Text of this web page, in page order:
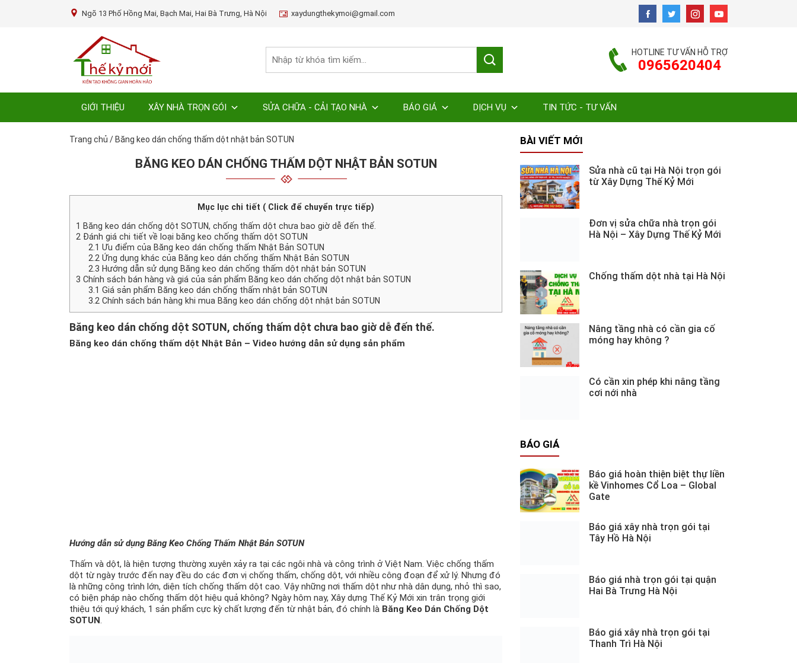
Ngõ 13 Phố Hồng Mai, Bạch Mai, Hai Bà Trưng, Hà Nội xaydungthekymoi@gmail.com
HOTLINE TƯ VẤN HỖ TRỢ
0965620404
GIỚI THIỆU XÂY NHÀ TRỌN GÓI SỬA CHỮA - CẢI TẠO NHÀ BÁO GIÁ DỊCH VỤ TIN TỨC - TƯ VẤN
Trang chủ / Băng keo dán chống thấm dột nhật bản SOTUN
BĂNG KEO DÁN CHỐNG THẤM DỘT NHẬT BẢN SOTUN
Mục lục chi tiết ( Click để chuyển trực tiếp)
1 Băng keo dán chống dột SOTUN, chống thấm dột chưa bao giờ dễ đến thế.
2 Đánh giá chi tiết về loại băng keo chống thấm dột SOTUN
2.1 Ưu điểm của Băng keo dán chống thấm Nhật Bản SOTUN
2.2 Ứng dụng khác của Băng keo dán chống thấm Nhật Bản SOTUN
2.3 Hướng dẫn sử dụng Băng keo dán chống thấm dột nhật bản SOTUN
3 Chính sách bán hàng và giá của sản phẩm Băng keo dán chống dột nhật bản SOTUN
3.1 Giá sản phẩm Băng keo dán chống thấm nhật bản SOTUN
3.2 Chính sách bán hàng khi mua Băng keo dán chống dột nhật bản SOTUN
Băng keo dán chống dột SOTUN, chống thấm dột chưa bao giờ dễ đến thế.
Băng keo dán chống thấm dột Nhật Bản – Video hướng dẫn sử dụng sản phẩm
Hướng dẫn sử dụng Băng Keo Chống Thấm Nhật Bản SOTUN
Thấm và dột, là hiện tượng thường xuyên xảy ra tại các ngôi nhà và công trình ở Việt Nam. Việc chống thấm
dột từ ngày trước đến nay đều do các đơn vị chống thấm, chống dột, với nhiều công đoạn để xử lý. Nhưng đó
là những công trình lớn, diện tích chống thấm dột cao. Vậy những nơi thấm dột như nhà dân dụng, nhỏ thì sao,
có biện pháp nào chống thấm dột hiệu quả không? Ngày hôm nay, Xây dựng Thế Kỷ Mới xin trân trọng giới
thiệu tới quý khách, 1 sản phẩm cực kỳ chất lượng đến từ nhật bản, đó chính là Băng Keo Dán Chống Dột
SOTUN.
BÀI VIẾT MỚI
Sửa nhà cũ tại Hà Nội trọn gói
từ Xây Dựng Thế Kỷ Mới
Đơn vị sửa chữa nhà trọn gói
Hà Nội – Xây Dựng Thế Kỷ Mới
Chống thấm dột nhà tại Hà Nội
Nâng tầng nhà có cần gia cố
móng hay không ?
Có cần xin phép khi nâng tầng
cơi nới nhà
BÁO GIÁ
Báo giá hoàn thiện biệt thự liền
kề Vinhomes Cổ Loa – Global
Gate
Báo giá xây nhà trọn gói tại
Tây Hồ Hà Nội
Báo giá nhà trọn gói tại quận
Hai Bà Trưng Hà Nội
Báo giá xây nhà trọn gói tại
Thanh Trì Hà Nội